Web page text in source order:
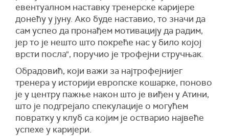
евентуалном наставку тренерске каријере
донећу у јуну. Ако буде наставио, то значи да
сам успео да пронађем мотивацију да радим,
јер то је нешто што покреће нас у било којој
врсти посла", поручио је трофејни стручњак.
Обрадовић, који важи за најтрофејнијег
тренера у историји европске кошарке, поново
је у центру пажње након што је виђен у Атини,
што је подгрејало спекулације о могућем
повратку у клуб са којим је остварио највеће
успехе у каријери.